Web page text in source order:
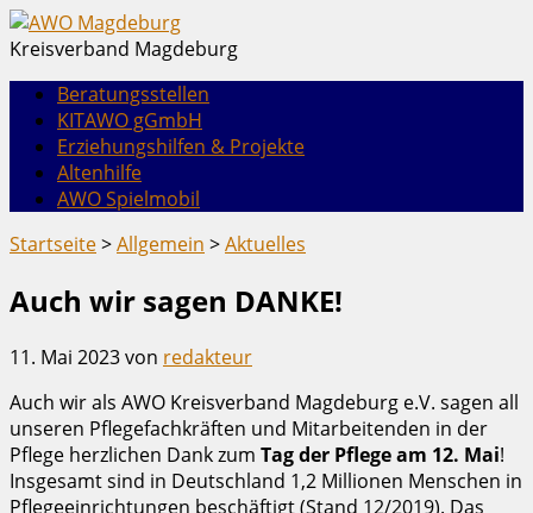
Kreisverband Magdeburg
Beratungsstellen
KITAWO gGmbH
Erziehungshilfen & Projekte
Altenhilfe
AWO Spielmobil
Startseite>Allgemein >Aktuelles
Auch wir sagen DANKE!
11. Mai 2023von redakteur
Auch wir als AWO Kreisverband Magdeburg e.V. sagen all
unseren Pflegefachkräften und Mitarbeitenden in der
Pflege herzlichen Dank zum Tag der Pflege am 12. Mai!
Insgesamt sind in Deutschland 1,2 Millionen Menschen in
Pflegeeinrichtungen beschäftigt (Stand 12/2019). Das